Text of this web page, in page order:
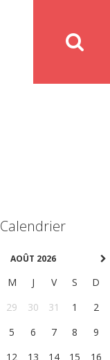
Calendrier
AOÛT 2026
M J V S
D
29 30 31 1
2
5 6 7 8
9
12 13 14 15
16